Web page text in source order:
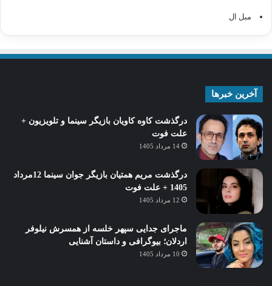
مبل ال
آخرین خبرها
درگذشت کاوه کاویان بازیگر سینما و تلویزیون +
علت فوت
14 مرداد 1405
درگذشت مریم همتیان بازیگر جوان سینما 12مرداد
1405 + علت فوت
12 مرداد 1405
ماجرای جدایی سپهر خلسه از همسرش نیلوفر
اردلان؛ بیوگرافی و داستان آشنایی
10 مرداد 1405